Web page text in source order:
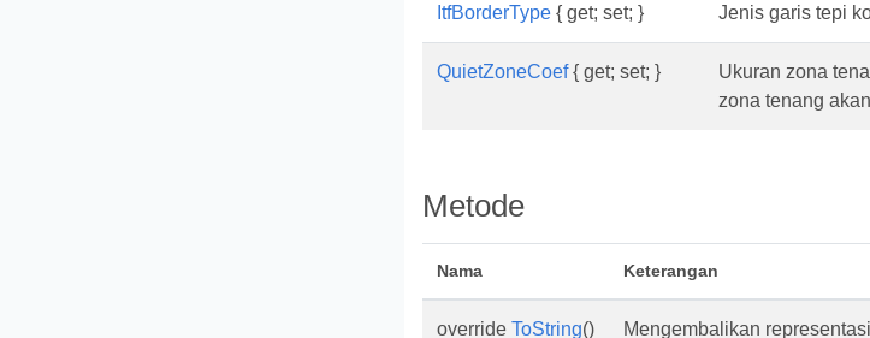
ItfBorderType { get; set; } Jenis garis tepi
QuietZoneCoef{ get; set; }
Ukuran zona
zona tenang
Metode
Nama Keterangan
override ToString() Mengembalikan